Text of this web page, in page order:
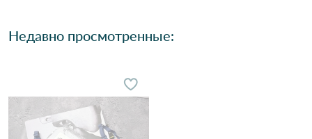
Недавно просмотренные: